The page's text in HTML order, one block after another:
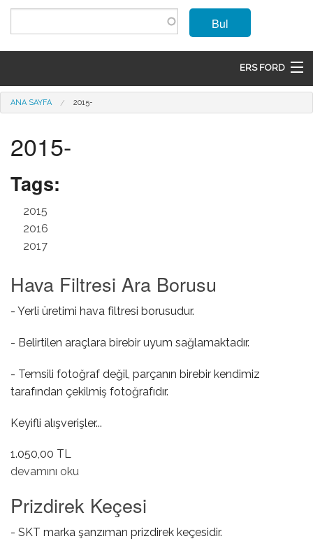
Ana içeriğe atla
Bul
ERS FORD
ANASAYFA
MODELLER
ÜRÜNLER
ÜYE OL
GIRIŞ
SEPET
Buradasınız
ANA SAYFA 2015-
2015-
Tags:
2015
2016
2017
Hava Filtresi Ara Borusu
- Yerli üretimi hava filtresi borusudur.
- Belirtilen araçlara birebir uyum sağlamaktadır.
- Temsili fotoğraf değil, parçanın birebir kendimiz
tarafından çekilmiş fotoğrafıdır.
Keyifli alışverişler...
1.050,00 TL
Hava Filtresi Ara Borusu hakkında
devamını oku
Prizdirek Keçesi
- SKT marka şanzıman prizdirek keçesidir.